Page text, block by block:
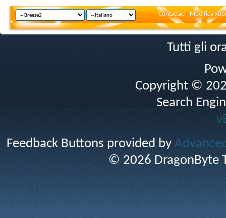
Contattaci Modifica
Tutti gli
Copyright ©
Search
Feedback Buttons provided by
© 2026 DragonByte